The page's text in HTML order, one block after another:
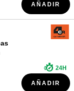
AÑADIR
24H
AÑADIR